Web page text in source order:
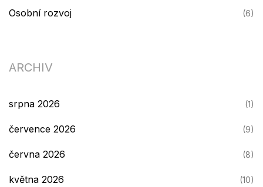
Osobní rozvoj (6)
ARCHIV
srpna 2026 (1)
července 2026 (9)
června 2026 (8)
května 2026 (10)